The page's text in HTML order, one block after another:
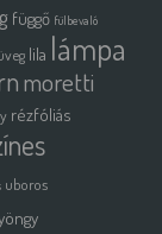
függő fülbevaló
lila lámpa
moretti
rézfóliás
uboros